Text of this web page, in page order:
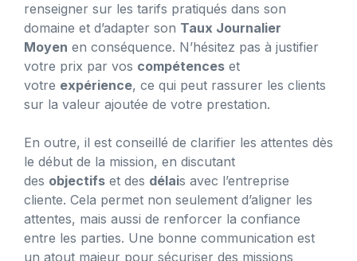
renseigner sur les tarifs pratiqués dans son
domaine et d’adapter son Taux Journalier
Moyen en conséquence. N’hésitez pas à justifier
votre prix par vos compétences et
votre expérience, ce qui peut rassurer les clients
sur la valeur ajoutée de votre prestation.
En outre, il est conseillé de clarifier les attentes dès
le début de la mission, en discutant
des objectifs et des délais avec l’entreprise
cliente. Cela permet non seulement d’aligner les
attentes, mais aussi de renforcer la confiance
entre les parties. Une bonne communication est
un atout majeur pour sécuriser des missions